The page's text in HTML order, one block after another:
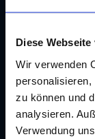
Diese
Wir verwenden
zu können und
analysieren.
Verwendung